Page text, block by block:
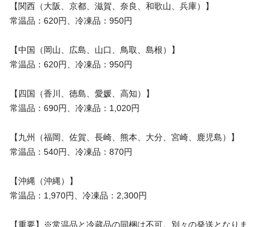
【関西（大阪、京都、滋賀、奈良、和歌山、兵庫）】
常温品：620円、冷凍品：950円
【中国（岡山、広島、山口、鳥取、島根）】
常温品：620円、冷凍品：950円
【四国（香川、徳島、愛媛、高知）】
常温品：690円、冷凍品：1,020円
【九州（福岡、佐賀、長崎、熊本、大分、宮崎、鹿児島）】
常温品：540円、冷凍品：870円
【沖縄（沖縄）】
常温品：1,970円、冷凍品：2,300円
【重要】※常温品と冷蔵品の同梱は不可。別々の発送となりま